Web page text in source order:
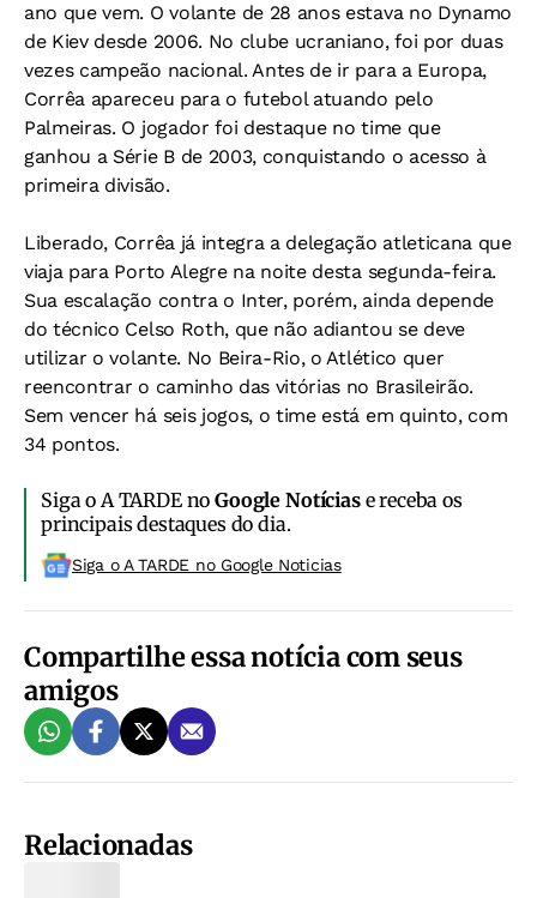
ano que vem. O volante de 28 anos estava no Dynamo
de Kiev desde 2006. No clube ucraniano, foi por duas
vezes campeão nacional. Antes de ir para a Europa,
Corrêa apareceu para o futebol atuando pelo
Palmeiras. O jogador foi destaque no time que
ganhou a Série B de 2003, conquistando o acesso à
primeira divisão.
Liberado, Corrêa já integra a delegação atleticana que
viaja para Porto Alegre na noite desta segunda-feira.
Sua escalação contra o Inter, porém, ainda depende
do técnico Celso Roth, que não adiantou se deve
utilizar o volante. No Beira-Rio, o Atlético quer
reencontrar o caminho das vitórias no Brasileirão.
Sem vencer há seis jogos, o time está em quinto, com
34 pontos.
Siga o A TARDE noGoogle Notíciase receba os
principais destaques do dia.
Siga o A TARDE no Google Noticias
Compartilhe essa notícia com seus
amigos
Relacionadas